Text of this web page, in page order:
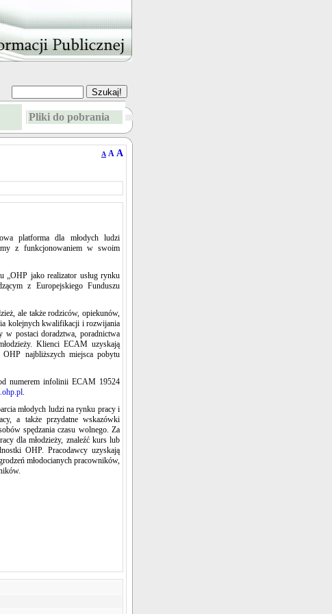
Pliki do pobrania
A A A
platforma dla młodych ludzi
z funkcjonowaniem w swoim
„OHP jako realizator usług rynku
z Europejskiego Funduszu
ale także rodziców, opiekunów,
kolejnych kwalifikacji i rozwijania
w postaci doradztwa, poradnictwa
Klienci ECAM uzyskają
OHP najbliższych miejsca pobytu
numerem infolinii ECAM 19524
.
młodych ludzi na rynku pracy i
a także przydatne wskazówki
spędzania czasu wolnego. Za
dla młodzieży, znaleźć kurs lub
OHP. Pracodawcy uzyskają
młodocianych pracowników,